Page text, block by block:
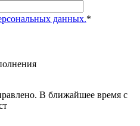
данных.*
В ближайшее время с